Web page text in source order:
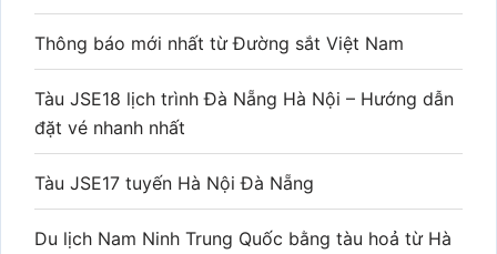
Thông báo mới nhất từ Đường sắt Việt Nam
Tàu JSE18 lịch trình Đà Nẵng Hà Nội – Hướng dẫn
đặt vé nhanh nhất
Tàu JSE17 tuyến Hà Nội Đà Nẵng
Du lịch Nam Ninh Trung Quốc bằng tàu hoả từ Hà